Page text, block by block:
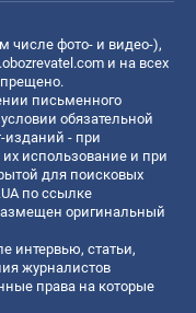
числе фото- и видео-),
и на всех
письменного
обязательной
изданий - при
использование и при
для поисковых
по ссылке
оригинальный
интервью, статьи,
журналистов
права на которые